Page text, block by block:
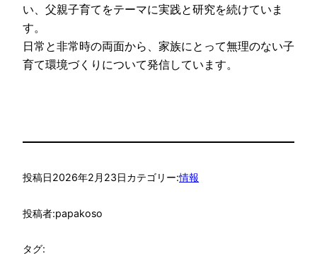
い、父親子育てをテーマに実践と研究を続けていま
す。
日常と非常時の両面から、家族にとって無理のない子
育て環境づくりについて発信しています。
投稿日2026年2月23日カテゴリー:情報
投稿者:papakoso
タグ: